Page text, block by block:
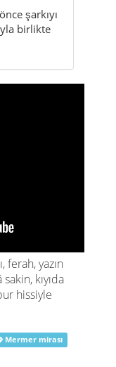
şarkıyı
birlikte
ferah, yazın
kıyıda
hissiyle
Mermer mirası